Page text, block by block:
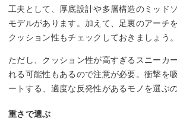
工夫として、厚底設計や多層構造のミッド
モデルがあります。加えて、足裏のアーチ
クッション性もチェックしておきましょう。
ただし、クッション性が高すぎるスニーカ
れる可能性もあるので注意が必要。衝撃を
ートする、適度な反発性があるモノを選ぶ
重さで選ぶ